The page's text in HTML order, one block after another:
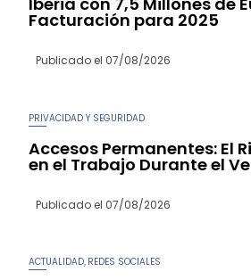
Facturación para 2025
Publicado el 07/08/2026
PRIVACIDAD Y SEGURIDAD
Accesos Permanentes: El
en el Trabajo Durante el
Publicado el 07/08/2026
ACTUALIDAD, REDES SOCIALES